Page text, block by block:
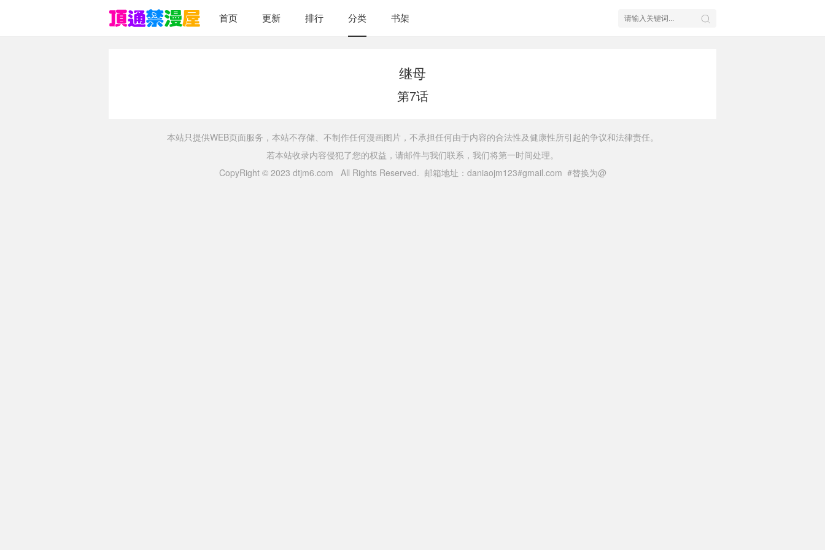
首页 更新 排行 分类 书架
继母
第7话
本站只提供WEB页面服务，本站不存储、不制作任何漫画图片，不承担任何由于内容的合法性及健康性所引起的争议和法律责任。
若本站收录内容侵犯了您的权益，请邮件与我们联系，我们将第一时间处理。
CopyRight © 2023 dtjm6.com All Rights Reserved. 邮箱地址：daniaojm123#gmail.com #替换为@